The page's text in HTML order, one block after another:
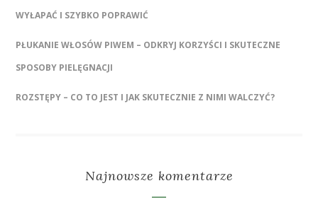
WYŁAPAĆ I SZYBKO POPRAWIĆ
PŁUKANIE WŁOSÓW PIWEM – ODKRYJ KORZYŚCI I SKUTECZNE
SPOSOBY PIELĘGNACJI
ROZSTĘPY – CO TO JEST I JAK SKUTECZNIE Z NIMI WALCZYĆ?
Najnowsze komentarze